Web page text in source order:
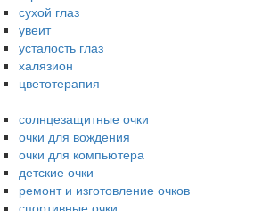
сухой глаз
увеит
усталость глаз
халязион
цветотерапия
солнцезащитные очки
очки для вождения
очки для компьютера
детские очки
ремонт и изготовление очков